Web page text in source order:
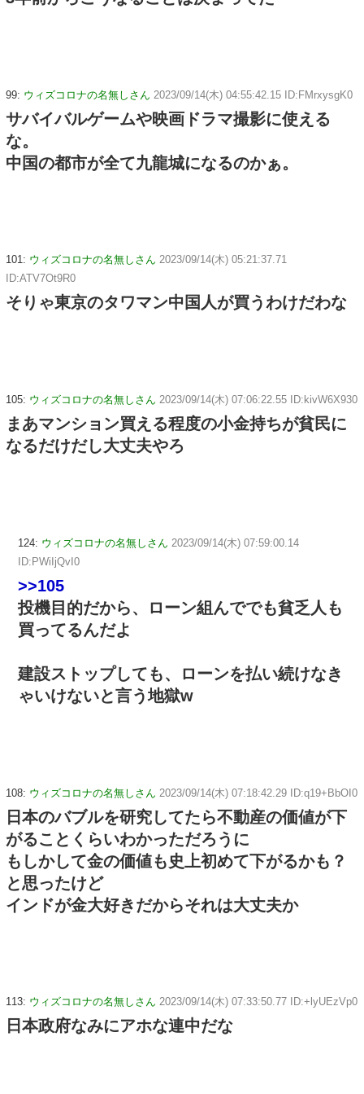
99: ウィズコロナの名無しさん 2023/09/14(木) 04:55:42.15 ID:FMrxysgK0
サバイバルゲームや映画ドラマ撮影に使える
な。
中国の都市が全て九龍城になるのかぁ。
101: ウィズコロナの名無しさん 2023/09/14(木) 05:21:37.71
ID:ATV7Ot9R0
そりゃ東京のタワマン中国人が買うわけだわな
105: ウィズコロナの名無しさん 2023/09/14(木) 07:06:22.55 ID:kivW6X930
まあマンション買える程度の小金持ちが貧民に
なるだけだし大丈夫やろ
124: ウィズコロナの名無しさん 2023/09/14(木) 07:59:00.14
ID:PWiIjQvI0
>>105
投機目的だから、ローン組んででも貧乏人も
買ってるんだよ
建設ストップしても、ローンを払い続けなき
ゃいけないと言う地獄w
108: ウィズコロナの名無しさん 2023/09/14(木) 07:18:42.29 ID:q19+BbOI0
日本のバブルを研究してたら不動産の価値が下
がることくらいわかっただろうに
もしかして金の価値も史上初めて下がるかも？
と思ったけど
インドが金大好きだからそれは大丈夫か
113: ウィズコロナの名無しさん 2023/09/14(木) 07:33:50.77 ID:+lyUEzVp0
日本政府なみにアホな連中だな